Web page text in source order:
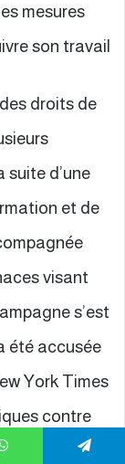
mesures
son travail
droits de
suite d’une
et de
visant
s’est
été accusée
York Times
contre